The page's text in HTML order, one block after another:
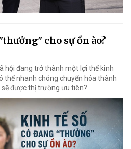
cho sự ồn ào?
hội đang trở thành một lợi thế kinh
thể nhanh chóng chuyển hóa thành
được thị trường ưu tiên?